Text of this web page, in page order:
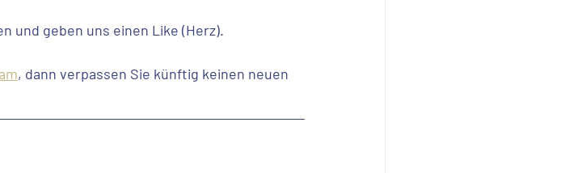
und geben uns einen Like (Herz).
, dann verpassen Sie künftig keinen neuen